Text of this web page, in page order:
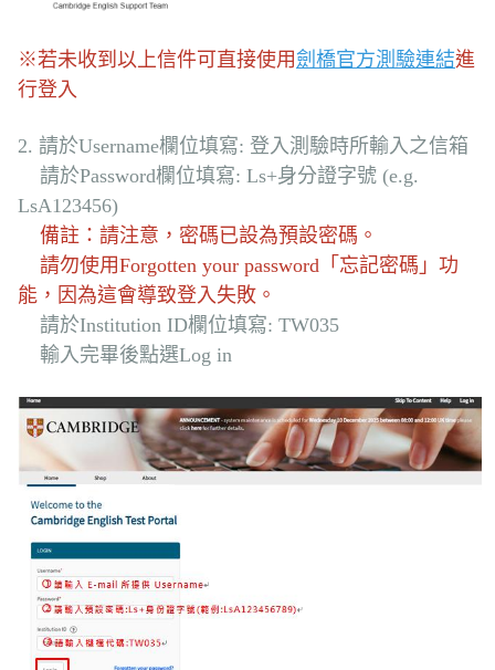
※若未收到以上信件可直接使用劍橋官方測驗連結進
行登入
2. 請於Username欄位填寫: 登入測驗時所輸入之信箱
請於Password欄位填寫: Ls+身分證字號 (e.g.
LsA123456)
備註：請注意，密碼已設為預設密碼。
請勿使用Forgotten your password「忘記密碼」功
能，因為這會導致登入失敗。
請於Institution ID欄位填寫: TW035
輸入完畢後點選Log in